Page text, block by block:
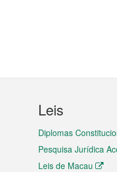
Leis
Diplomas
Pesquisa Jurídica
Leis de Macau